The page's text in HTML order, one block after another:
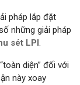
pháp lắp đặt
những giải pháp
sét LPI.
diện” đối với
này xoay